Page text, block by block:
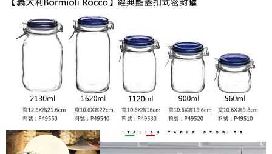
任。
４．使用「AFTEE先享後付」時，將依據個別帳號之用戶狀況，依本公司即
時審查核予不同之上限額度；若仍有額度不足之情形，本公司將視審查結果
請求用戶進行身份認證。
５．嚴禁一人註冊多個帳號或使用他人資訊註冊。若發現惡意使用之情形，
恩沛科技股份有限公司將有權停止該用戶之使用額度並採取法律行動。